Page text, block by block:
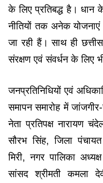
के लिए प्रतिबद्ध है।
नीतियों तक अनेक
जा रही हैं। साथ ही
संरक्षण एवं संवर्धन के लिए
जनप्रतिनिधियों एवं
समापन समारोह में
नेता प्रतिपक्ष नारायण
सौरभ सिंह, जिला
मिरी, नगर पालिका
सांसद श्रीमती कमला